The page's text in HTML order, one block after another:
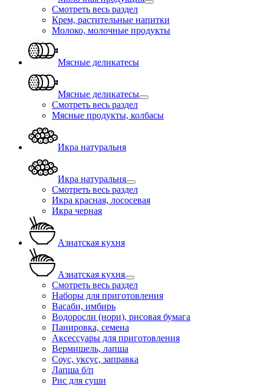
Смотреть весь раздел
Крем, растительные напитки
Молоко, молочные продукты
Мясные деликатесы
Мясные деликатесы
Смотреть весь раздел
Мясные продукты, колбасы
Икра натуральня
Икра натуральня
Смотреть весь раздел
Икра красная, лососевая
Икра черная
Азиатская кухня
Азиатская кухня
Смотреть весь раздел
Наборы для приготовления
Васаби, имбирь
Водоросли (нори), рисовая бумага
Панировка, семена
Аксессуары для приготовления
Вермишель, лапша
Соус, уксус, заправка
Лапша б/п
Рис для суши